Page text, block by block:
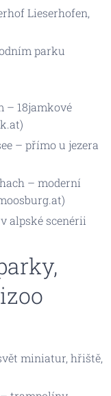
Lieserhofen,
parku
– 18jamkové
– přímo u jezera
– moderní
alpské scenérii
miniatur, hřiště,